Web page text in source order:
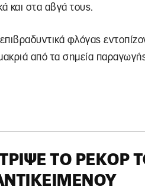
και στα αβγά τους.
φλόγας
από τα σημεία
ΤΟ ΡΕΚΌΡ